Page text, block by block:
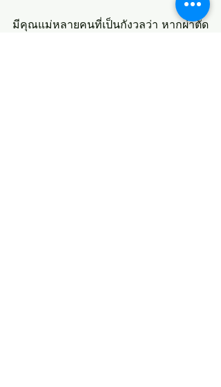
มีคุณแม่หลายคนที่เป็นกังวลว่า หากผ่าตัด